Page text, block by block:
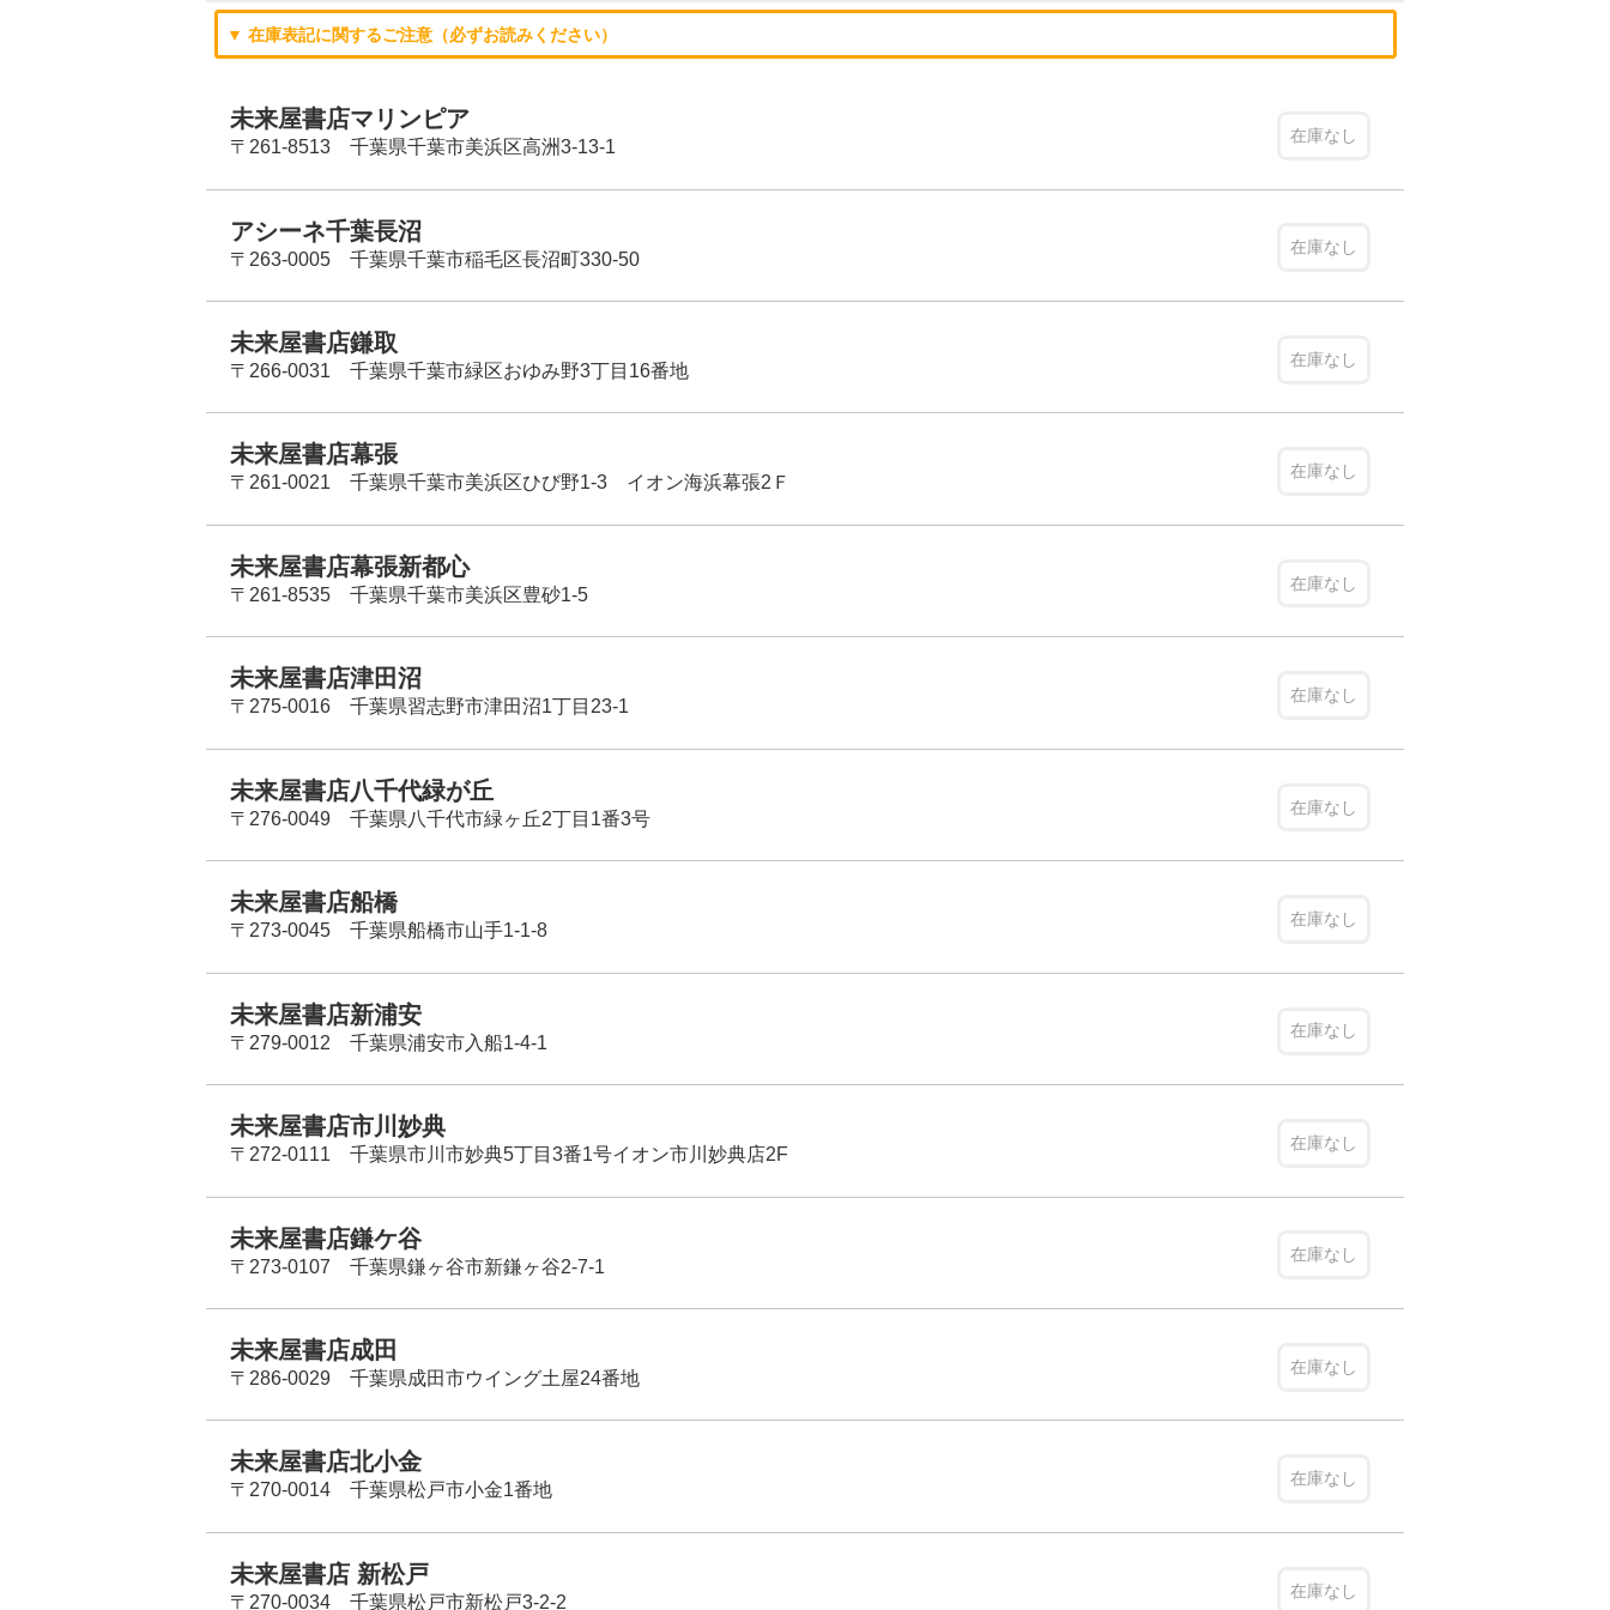
▼ 在庫表記に関するご注意（必ずお読みください）
未来屋書店マリンピア
〒261-8513 千葉県千葉市美浜区高洲3-13-1
在庫なし
アシーネ千葉長沼
〒263-0005 千葉県千葉市稲毛区長沼町330-50
在庫なし
未来屋書店鎌取
〒266-0031 千葉県千葉市緑区おゆみ野3丁目16番地
在庫なし
未来屋書店幕張
〒261-0021 千葉県千葉市美浜区ひび野1-3 イオン海浜幕張2Ｆ
在庫なし
未来屋書店幕張新都心
〒261-8535 千葉県千葉市美浜区豊砂1-5
在庫なし
未来屋書店津田沼
〒275-0016 千葉県習志野市津田沼1丁目23-1
在庫なし
未来屋書店八千代緑が丘
〒276-0049 千葉県八千代市緑ヶ丘2丁目1番3号
在庫なし
未来屋書店船橋
〒273-0045 千葉県船橋市山手1-1-8
在庫なし
未来屋書店新浦安
〒279-0012 千葉県浦安市入船1-4-1
在庫なし
未来屋書店市川妙典
〒272-0111 千葉県市川市妙典5丁目3番1号イオン市川妙典店2F
在庫なし
未来屋書店鎌ケ谷
〒273-0107 千葉県鎌ヶ谷市新鎌ヶ谷2-7-1
在庫なし
未来屋書店成田
〒286-0029 千葉県成田市ウイング土屋24番地
在庫なし
未来屋書店北小金
〒270-0014 千葉県松戸市小金1番地
在庫なし
未来屋書店 新松戸
〒270-0034 千葉県松戸市新松戸3-2-2
在庫なし